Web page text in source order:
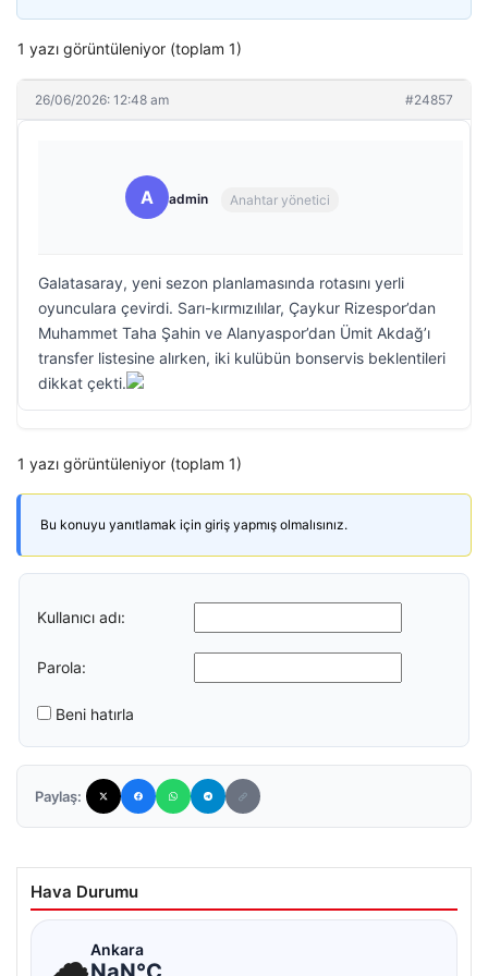
1 yazı görüntüleniyor (toplam 1)
26/06/2026: 12:48 am #24857
A admin Anahtar yönetici
Galatasaray, yeni sezon planlamasında rotasını yerli
oyunculara çevirdi. Sarı-kırmızılılar, Çaykur Rizespor’dan
Muhammet Taha Şahin ve Alanyaspor’dan Ümit Akdağ’ı
transfer listesine alırken, iki kulübün bonservis beklentileri
dikkat çekti.
1 yazı görüntüleniyor (toplam 1)
Bu konuyu yanıtlamak için giriş yapmış olmalısınız.
Kullanıcı adı:
Parola:
Beni hatırla
Paylaş:
Hava Durumu
☁Ankara